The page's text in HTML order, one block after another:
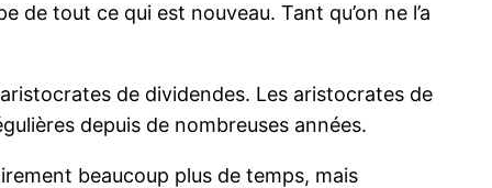
de tout ce qui est nouveau. Tant qu’on ne l’a
de dividendes. Les aristocrates de
depuis de nombreuses années.
beaucoup plus de temps, mais